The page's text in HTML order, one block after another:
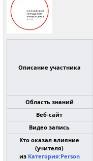
Описание участника
Область знаний
Веб-сайт
Видео запись
Кто оказал влияние
(учителя)
из Категория:Person